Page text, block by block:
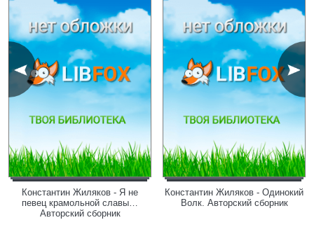
Константин Жиляков - Я не
певец крамольной славы…
Авторский сборник
Константин Жиляков - Одинокий
Волк. Авторский сборник